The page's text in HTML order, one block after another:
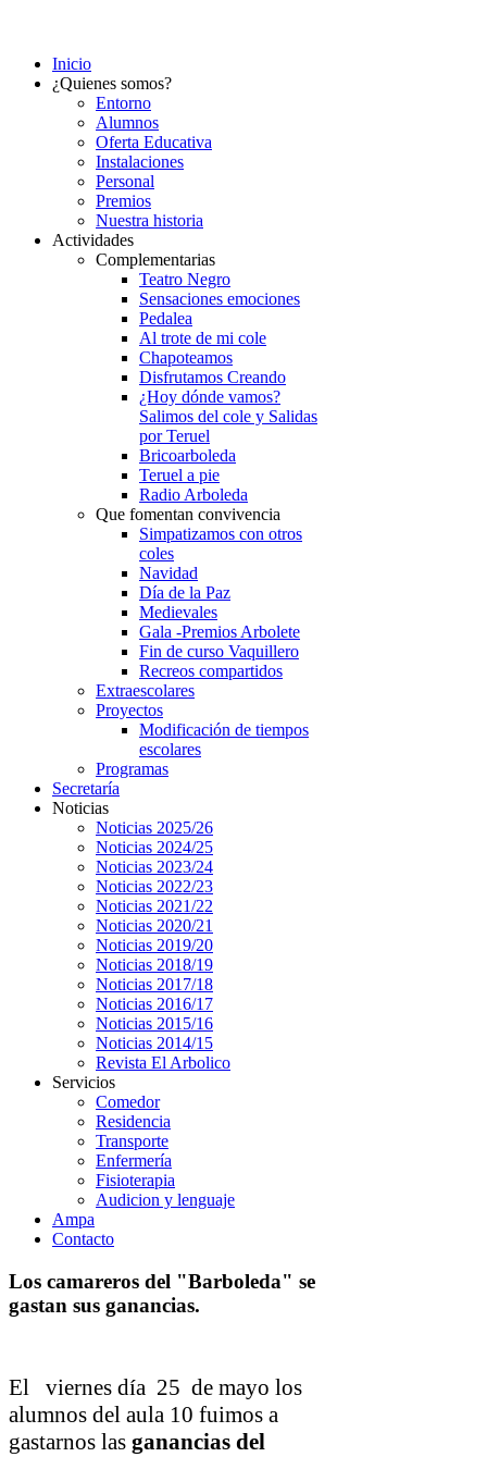
Inicio
¿Quienes somos?
Entorno
Alumnos
Oferta Educativa
Instalaciones
Personal
Premios
Nuestra historia
Actividades
Complementarias
Teatro Negro
Sensaciones emociones
Pedalea
Al trote de mi cole
Chapoteamos
Disfrutamos Creando
¿Hoy dónde vamos?
Salimos del cole y Salidas
por Teruel
Bricoarboleda
Teruel a pie
Radio Arboleda
Que fomentan convivencia
Simpatizamos con otros
coles
Navidad
Día de la Paz
Medievales
Gala -Premios Arbolete
Fin de curso Vaquillero
Recreos compartidos
Extraescolares
Proyectos
Modificación de tiempos
escolares
Programas
Secretaría
Noticias
Noticias 2025/26
Noticias 2024/25
Noticias 2023/24
Noticias 2022/23
Noticias 2021/22
Noticias 2020/21
Noticias 2019/20
Noticias 2018/19
Noticias 2017/18
Noticias 2016/17
Noticias 2015/16
Noticias 2014/15
Revista El Arbolico
Servicios
Comedor
Residencia
Transporte
Enfermería
Fisioterapia
Audicion y lenguaje
Ampa
Contacto
Los camareros del "Barboleda" se
gastan sus ganancias.
El viernes día 25 de mayo los
alumnos del aula 10 fuimos a
gastarnos las ganancias del